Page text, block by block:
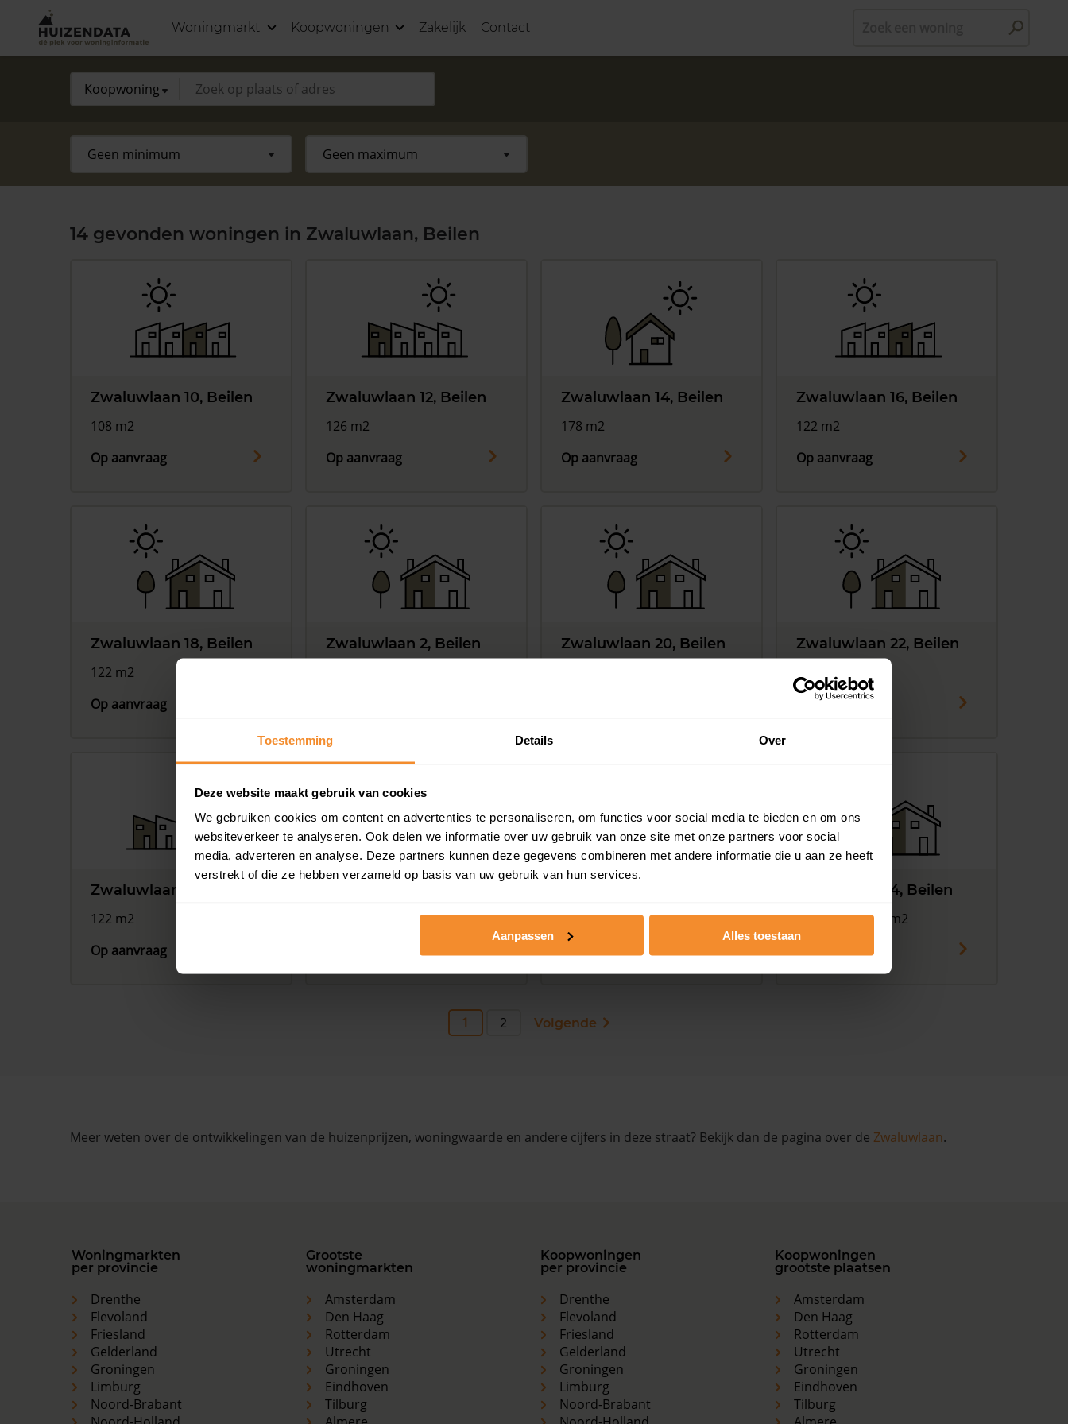
Toestemming Details Over
Deze website maakt gebruik van cookies
We gebruiken cookies om content en advertenties te personaliseren, om functies voor social media te bieden en om ons
websiteverkeer te analyseren. Ook delen we informatie over uw gebruik van onze site met onze partners voor social
media, adverteren en analyse. Deze partners kunnen deze gegevens combineren met andere informatie die u aan ze heeft
verstrekt of die ze hebben verzameld op basis van uw gebruik van hun services.
Aanpassen Alles toestaan
Woningmarkt Koopwoningen Zakelijk Contact
14 gevonden woningen in Zwaluwlaan, Beilen
Zwaluwlaan 10, Beilen
108 m2
Op aanvraag
Zwaluwlaan 12, Beilen
126 m2
Op aanvraag
Zwaluwlaan 14, Beilen
178 m2
Op aanvraag
Zwaluwlaan 16, Beilen
122 m2
Op aanvraag
Zwaluwlaan 18, Beilen
122 m2
Op aanvraag
Zwaluwlaan 2, Beilen
Zwaluwlaan 20, Beilen
Zwaluwlaan 22, Beilen
122 m2
Op aanvraag
Zwaluwlaan 24, Beilen
122 m2
Op aanvraag
131 m2
Zwaluwlaan 4, Beilen
6 kamers | 116 m2
1 2 Volgende
Meer weten over de ontwikkelingen van de huizenprijzen, woningwaarde en andere cijfers in deze straat? Bekijk dan de pagina over de Zwaluwlaan.
Woningmarkten
per provincie
Drenthe
Flevoland
Friesland
Gelderland
Groningen
Limburg
Noord-Brabant
Grootste
woningmarkten
Amsterdam
Den Haag
Rotterdam
Utrecht
Groningen
Eindhoven
Tilburg
Koopwoningen
per provincie
Drenthe
Flevoland
Friesland
Gelderland
Groningen
Limburg
Noord-Brabant
Koopwoningen
grootste plaatsen
Amsterdam
Den Haag
Rotterdam
Utrecht
Groningen
Eindhoven
Tilburg